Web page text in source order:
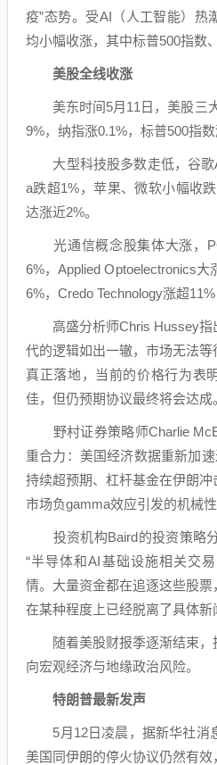
疫”态势。受AI（ 人工智能）热
均小幅收涨，其中标普500指数
美股全线收涨
美东时间5月11日，美股三
9%，纳指涨0.1%，标普500指数
大型科技股多数走低，谷歌A
a跌超1%，苹果、微软小幅收跌
达涨近2%。
光通信概念股集体大涨，
6%，Applied Optoelectronics大
6%，Credo Technology涨超11%
高盛分析师Chris Hussey
代的逻辑如出一辙，市场无法
真正落地，当前的价格行为表
佳，但仍预期协议最终将会达成
野村证券策略师Charlie
重合力：美国经济数据重新加速
持续超预期、杠杆基金在伊朗
市场负gamma效应引发的机械性
投资机构Baird的投资策略分
“半导体和AI基础设施相关交
情。大量资金都在追逐这些股
在某种程度上已经脱离了具体新
随着美股财报季逐渐结束，
向宏观经济与地缘政治风险。
特朗普最新发声
5月12日凌晨，据新华社消
美国同伊朗的停火协议仍然有效